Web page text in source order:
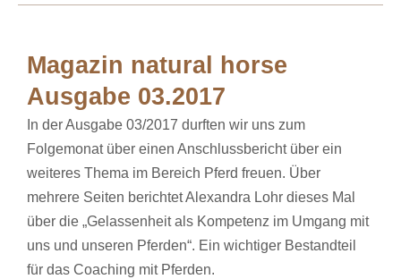
Magazin natural horse
Ausgabe 03.2017
In der Ausgabe 03/2017 durften wir uns zum
Folgemonat über einen Anschlussbericht über ein
weiteres Thema im Bereich Pferd freuen. Über
mehrere Seiten berichtet Alexandra Lohr dieses Mal
über die „Gelassenheit als Kompetenz im Umgang mit
uns und unseren Pferden“. Ein wichtiger Bestandteil
für das Coaching mit Pferden.